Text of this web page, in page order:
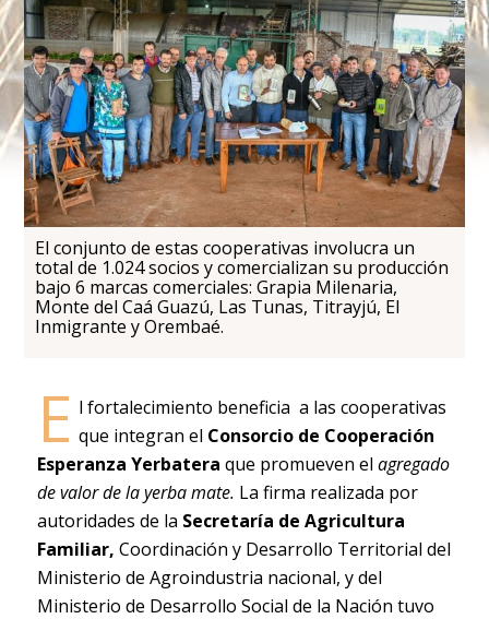
El conjunto de estas cooperativas involucra un
total de 1.024 socios y comercializan su producción
bajo 6 marcas comerciales: Grapia Milenaria,
Monte del Caá Guazú, Las Tunas, Titrayjú, El
Inmigrante y Orembaé.
E l fortalecimiento beneficia a las cooperativas
que integran el Consorcio de Cooperación
Esperanza Yerbatera que promueven el agregado
de valor de la yerba mate. La firma realizada por
autoridades de la Secretaría de Agricultura
Familiar, Coordinación y Desarrollo Territorial del
Ministerio de Agroindustria nacional, y del
Ministerio de Desarrollo Social de la Nación tuvo